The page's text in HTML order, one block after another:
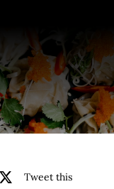
Tweet this